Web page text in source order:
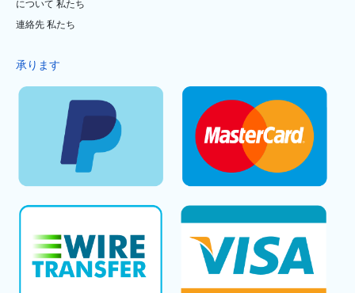
について 私たち
連絡先 私たち
承ります